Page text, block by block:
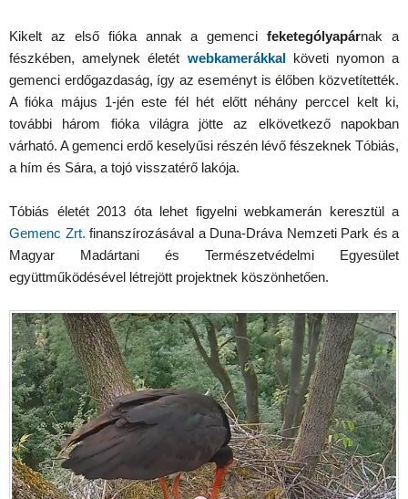
Kikelt az első fióka annak a gemencifeketególyapárnak a
fészkében, amelynek életét webkamerákkalköveti nyomon a
gemenci erdőgazdaság, így az eseményt is élőben közvetítették.
A fióka május 1-jén este fél hét előtt néhány perccel kelt ki,
további három fióka világra jötte az elkövetkező napokban
várható. A gemenci erdő keselyűsi részén lévő fészeknek Tóbiás,
a hím és Sára, a tojó visszatérő lakója.
Tóbiás életét 2013 óta lehet figyelni webkamerán keresztül a
Gemenc Zrt. finanszírozásával a Duna-Dráva Nemzeti Park és a
Magyar Madártani és Természetvédelmi Egyesület
együttműködésével létrejött projektnek köszönhetően.